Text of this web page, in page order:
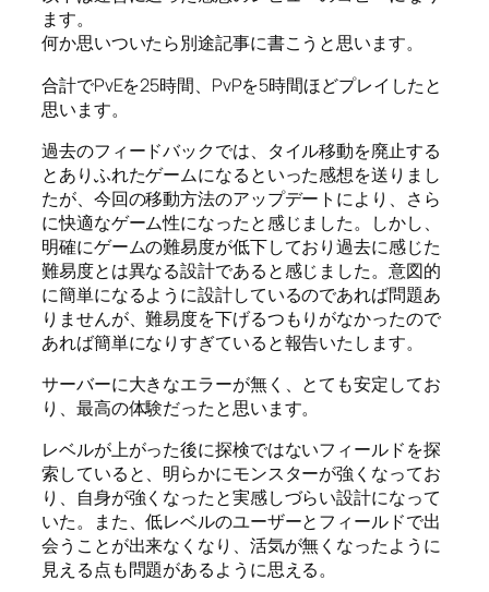
ます。
何か思いついたら別途記事に書こうと思います。
合計でPvEを25時間、PvPを5時間ほどプレイしたと
思います。
過去のフィードバックでは、タイル移動を廃止する
とありふれたゲームになるといった感想を送りまし
たが、今回の移動方法のアップデートにより、さら
に快適なゲーム性になったと感じました。しかし、
明確にゲームの難易度が低下しており過去に感じた
難易度とは異なる設計であると感じました。意図的
に簡単になるように設計しているのであれば問題あ
りませんが、難易度を下げるつもりがなかったので
あれば簡単になりすぎていると報告いたします。
サーバーに大きなエラーが無く、とても安定してお
り、最高の体験だったと思います。
レベルが上がった後に探検ではないフィールドを探
索していると、明らかにモンスターが強くなってお
り、自身が強くなったと実感しづらい設計になって
いた。また、低レベルのユーザーとフィールドで出
会うことが出来なくなり、活気が無くなったように
見える点も問題があるように思える。